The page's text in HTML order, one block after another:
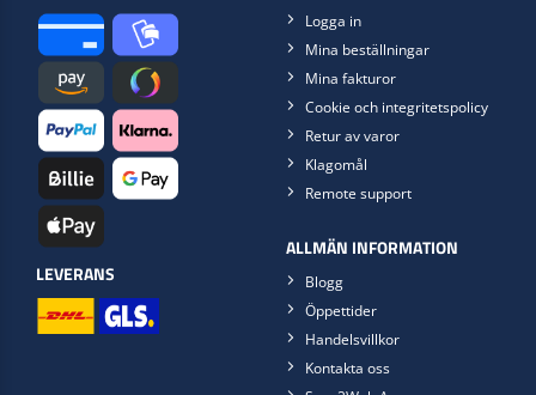
LEVERANS
Logga in
Mina beställningar
Mina fakturor
Cookie och integritetspolicy
Retur av varor
Klagomål
Remote support
ALLMÄN INFORMATION
Blogg
Öppettider
Handelsvillkor
Kontakta oss